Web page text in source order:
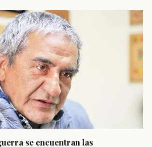
se encuentran las